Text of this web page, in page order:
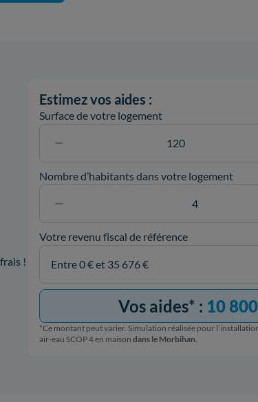
!
Estimez vos aides :
Surface de votre logement
Nombre d’habitants dans votre logement
Votre revenu fiscal de référence
Vos aides* : 10
*Ce montant peut varier. Simulation réalisée pour
air-eau SCOP 4 en maison dans le Morbihan